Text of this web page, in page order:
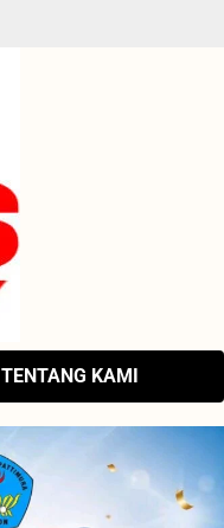
TENTANG KAMI